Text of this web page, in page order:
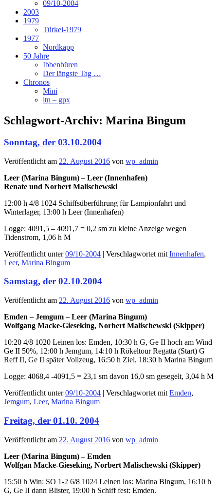
09/10-2004
2003
1979
Türkei-1979
1977
Nordkapp
50 Jahre
Ibbenbüren
Der längste Tag …
Chronos
Mini
itn – gpx
Schlagwort-Archiv: Marina Bingum
Sonntag, der 03.10.2004
Veröffentlicht am 22. August 2016 von wp_admin
Leer (Marina Bingum) – Leer (Innenhafen)
Renate und Norbert Malischewski
12:00 h 4/8 1024 Schiffsüberführung für Lampionfahrt und
Winterlager, 13:00 h Leer (Innenhafen)
Logge: 4091,5 – 4091,7 = 0,2 sm zu kleine Anzeige wegen
Tidenstrom, 1,06 h M
Veröffentlicht unter 09/10-2004 | Verschlagwortet mit Innenhafen,
Leer, Marina Bingum
Samstag, der 02.10.2004
Veröffentlicht am 22. August 2016 von wp_admin
Emden – Jemgum – Leer (Marina Bingum)
Wolfgang Macke-Gieseking, Norbert Malischewski (Skipper)
10:20 4/8 1020 Leinen los: Emden, 10:30 h G, Ge II hoch am Wind
Ge II 50%, 12:00 h Jemgum, 14:10 h Rökeltour Regatta (Start) G
Reff II, Ge II später Vollzeug, 16:50 h Ziel, 18:30 h Marina Bingum
Logge: 4068,4 -4091,5 = 23,1 sm davon 16,0 sm gesegelt, 3,04 h M
Veröffentlicht unter 09/10-2004 | Verschlagwortet mit Emden,
Jemgum, Leer, Marina Bingum
Freitag, der 01.10. 2004
Veröffentlicht am 22. August 2016 von wp_admin
Leer (Marina Bingum) – Emden
Wolfgan Macke-Gieseking, Norbert Malischewski (Skipper)
15:50 h Win: SO 1-2 6/8 1024 Leinen los: Marina Bingum, 16:10 h
G, Ge II dann Blister, 19:00 h Schiff fest: Emden.